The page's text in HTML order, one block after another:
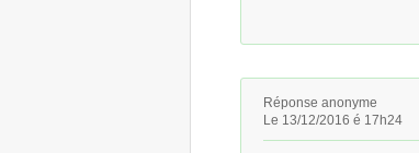
Réponse anonyme
Le 13/12/2016 é 17h24